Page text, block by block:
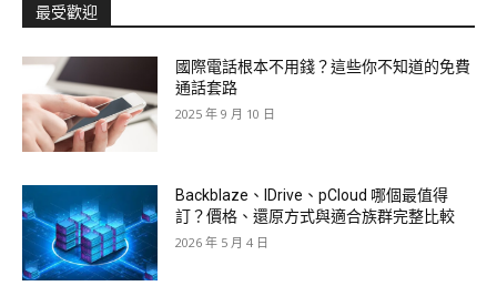
最受歡迎
國際電話根本不用錢？這些你不知道的免費
通話套路
2025 年 9 月 10 日
Backblaze、IDrive、pCloud 哪個最值得
訂？價格、還原方式與適合族群完整比較
2026 年 5 月 4 日